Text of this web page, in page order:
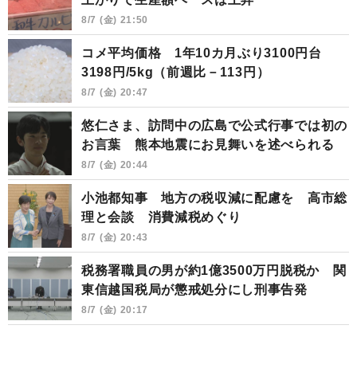
8/7 (金) 21:50
コメ平均価格 1年10カ月ぶり3100円台
3198円/5kg（前週比－113円）
8/7 (金) 20:47
悠仁さま、訪問中の広島で公式行事では初の
お言葉 熊本地震にお見舞いを述べられる
8/7 (金) 20:44
小池都知事 地方の税収減に配慮を 高市総
理と会談 消費減税めぐり
8/7 (金) 20:43
税務署職員の男が約1億3500万円脱税か 関
東信越国税局が懲戒処分にし刑事告発
8/7 (金) 20:17